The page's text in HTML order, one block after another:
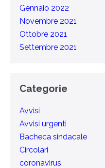
Gennaio 2022
Novembre 2021
Ottobre 2021
Settembre 2021
Categorie
Avvisi
Avvisi urgenti
Bacheca sindacale
Circolari
coronavirus